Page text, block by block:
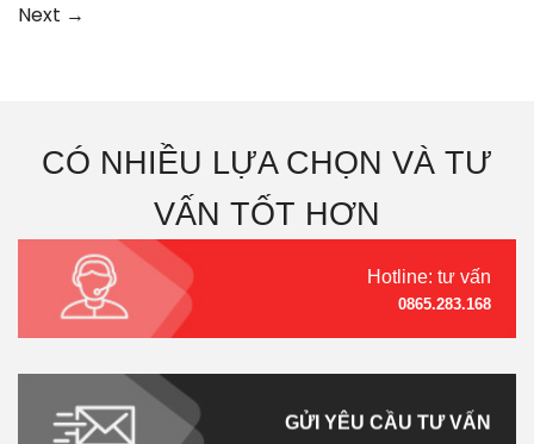
Next →
CÓ NHIỀU LỰA CHỌN VÀ TƯ
VẤN TỐT HƠN
Hotline: tư vấn
0865.283.168
GỬI YÊU CẦU TƯ VẤN